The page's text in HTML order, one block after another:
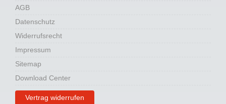
AGB
Datenschutz
Widerrufsrecht
Impressum
Sitemap
Download Center
Vertrag widerrufen